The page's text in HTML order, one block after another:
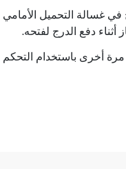
دفع الدرج لفتحه.
أخرى باستخدام